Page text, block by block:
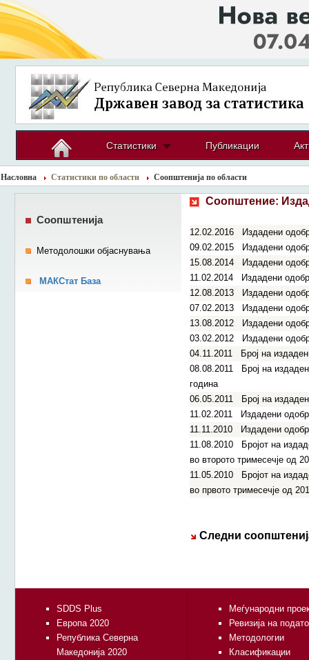
Статистики Публикации
Насловна Статистики по области Соопштенија по области
Соопштенија
Методолошки објаснувања
МАКСтат База
Соопштение:
12.02.2016
Издадени
09.02.2015
Издадени
15.08.2014
Издадени
11.02.2014
Издадени
12.08.2013
Издадени
07.02.2013
Издадени
13.08.2012
Издадени
03.02.2012
Издадени
04.11.2011
Број на
08.08.2011
Број на
година
06.05.2011
Број на
11.02.2011
Издадени
11.11.2010
Издадени
11.08.2010
Бројот на
во второто тримесечје од
11.05.2010
Бројот на
во првото тримесечје од
Следни
SDDS Plus
Европа 2020
Република Северна
Македонија 2020
Меѓународни
Ревизија на
Методологии
Класификации